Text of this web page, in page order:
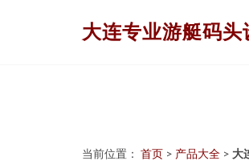
大连专业游艇码头
当前位置： 首页 > 产品大全 > 大